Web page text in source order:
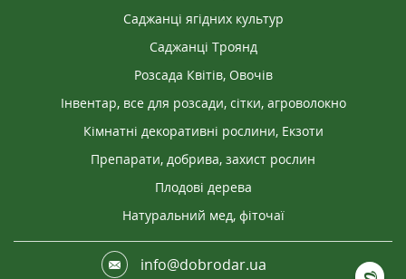
Саджанці ягідних культур
Саджанці Троянд
Розсада Квітів, Овочів
Інвентар, все для розсади, сітки, агроволокно
Кімнатні декоративні рослини, Екзоти
Препарати, добрива, захист рослин
Плодові дерева
Натуральний мед, фіточаї
info@dobrodar.ua